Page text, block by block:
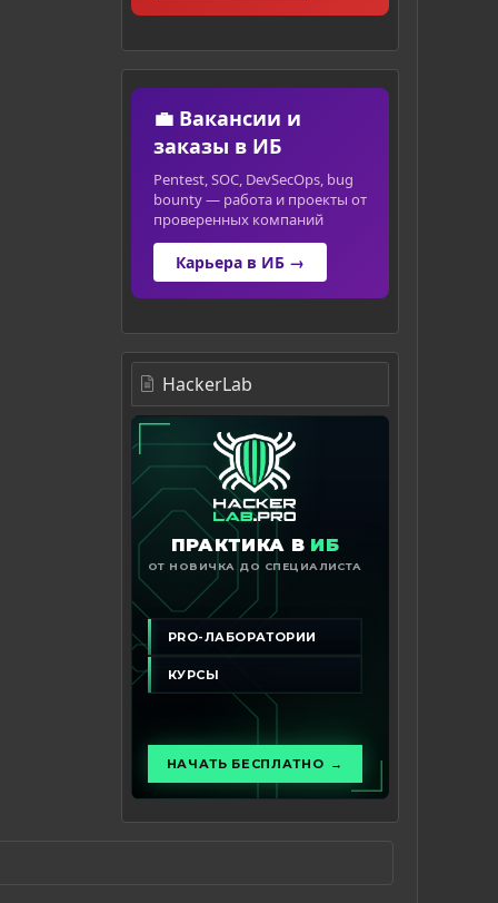
💼 Вакансии и
заказы в ИБ
Pentest, SOC, DevSecOps, bug
bounty — работа и проекты от
проверенных компаний
Карьера в ИБ →
HackerLab